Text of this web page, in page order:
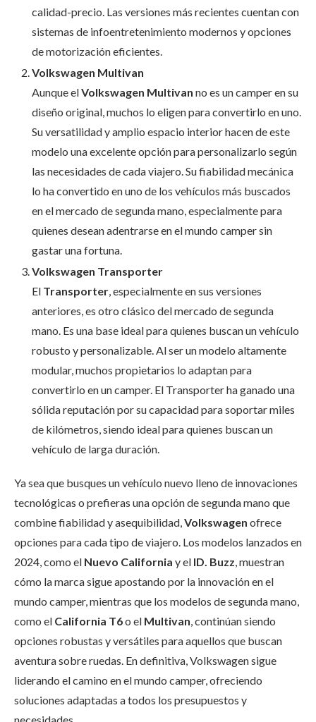
calidad-precio. Las versiones más recientes cuentan con
sistemas de infoentretenimiento modernos y opciones
de motorización eficientes.
Volkswagen Multivan
Aunque elVolkswagen Multivan no es un camper en su
diseño original, muchos lo eligen para convertirlo en uno.
Su versatilidad y amplio espacio interior hacen de este
modelo una excelente opción para personalizarlo según
las necesidades de cada viajero. Su fiabilidad mecánica
lo ha convertido en uno de los vehículos más buscados
en el mercado de segunda mano, especialmente para
quienes desean adentrarse en el mundo camper sin
gastar una fortuna.
Volkswagen Transporter
El Transporter, especialmente en sus versiones
anteriores, es otro clásico del mercado de segunda
mano. Es una base ideal para quienes buscan un vehículo
robusto y personalizable. Al ser un modelo altamente
modular, muchos propietarios lo adaptan para
convertirlo en un camper. El Transporter ha ganado una
sólida reputación por su capacidad para soportar miles
de kilómetros, siendo ideal para quienes buscan un
vehículo de larga duración.
Ya sea que busques un vehículo nuevo lleno de innovaciones
tecnológicas o prefieras una opción de segunda mano que
combine fiabilidad y asequibilidad,Volkswagen ofrece
opciones para cada tipo de viajero. Los modelos lanzados en
2024, como el Nuevo California y el ID. Buzz, muestran
cómo la marca sigue apostando por la innovación en el
mundo camper, mientras que los modelos de segunda mano,
como el California T6o el Multivan, continúan siendo
opciones robustas y versátiles para aquellos que buscan
aventura sobre ruedas. En definitiva, Volkswagen sigue
liderando el camino en el mundo camper, ofreciendo
soluciones adaptadas a todos los presupuestos y